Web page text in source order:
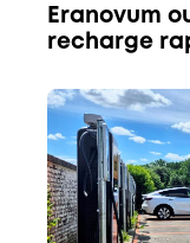
Eranovum
recharge